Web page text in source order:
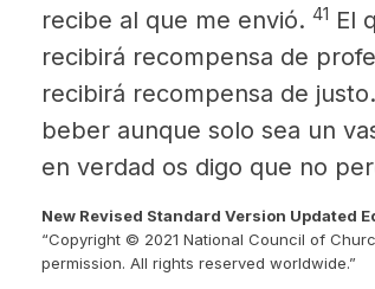
recibe al que me envió. 41 El
recibirá recompensa de
recibirá recompensa de justo.
beber aunque solo sea un
en verdad os digo que no
New Revised Standard Version Updated
“Copyright © 2021 National Council of
permission. All rights reserved worldwide.”